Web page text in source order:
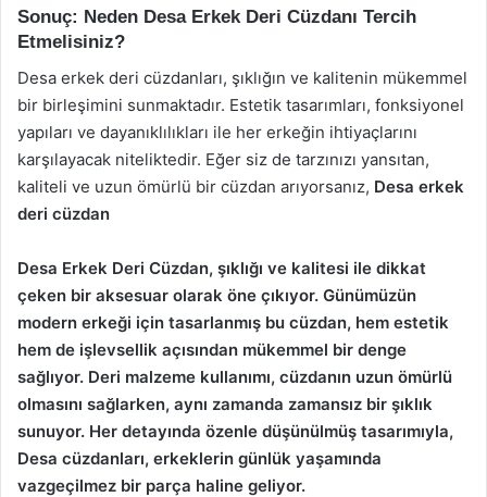
Sonuç: Neden Desa Erkek Deri Cüzdanı Tercih
Etmelisiniz?
Desa erkek deri cüzdanları, şıklığın ve kalitenin mükemmel
bir birleşimini sunmaktadır. Estetik tasarımları, fonksiyonel
yapıları ve dayanıklılıkları ile her erkeğin ihtiyaçlarını
karşılayacak niteliktedir. Eğer siz de tarzınızı yansıtan,
kaliteli ve uzun ömürlü bir cüzdan arıyorsanız, Desa erkek
deri cüzdan
Desa Erkek Deri Cüzdan, şıklığı ve kalitesi ile dikkat
çeken bir aksesuar olarak öne çıkıyor. Günümüzün
modern erkeği için tasarlanmış bu cüzdan, hem estetik
hem de işlevsellik açısından mükemmel bir denge
sağlıyor. Deri malzeme kullanımı, cüzdanın uzun ömürlü
olmasını sağlarken, aynı zamanda zamansız bir şıklık
sunuyor. Her detayında özenle düşünülmüş tasarımıyla,
Desa cüzdanları, erkeklerin günlük yaşamında
vazgeçilmez bir parça haline geliyor.